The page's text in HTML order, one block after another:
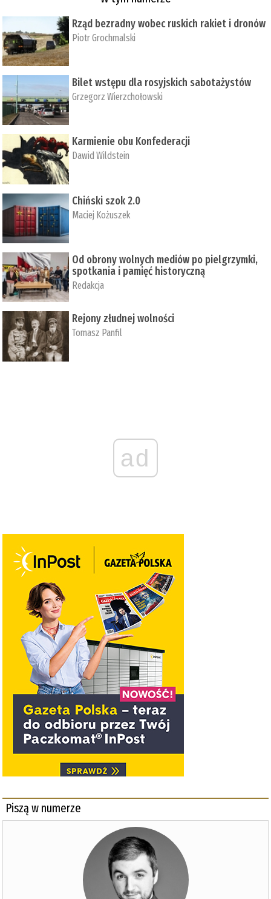
Rząd bezradny wobec ruskich rakiet i dronów
Piotr Grochmalski
Bilet wstępu dla rosyjskich sabotażystów
Grzegorz Wierzchołowski
Karmienie obu Konfederacji
Dawid Wildstein
Chiński szok 2.0
Maciej Kożuszek
Od obrony wolnych mediów po pielgrzymki,
spotkania i pamięć historyczną
Redakcja
Rejony złudnej wolności
Tomasz Panfil
ad
Piszą w numerze